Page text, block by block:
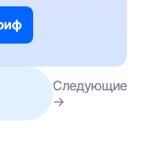
Следующие
→